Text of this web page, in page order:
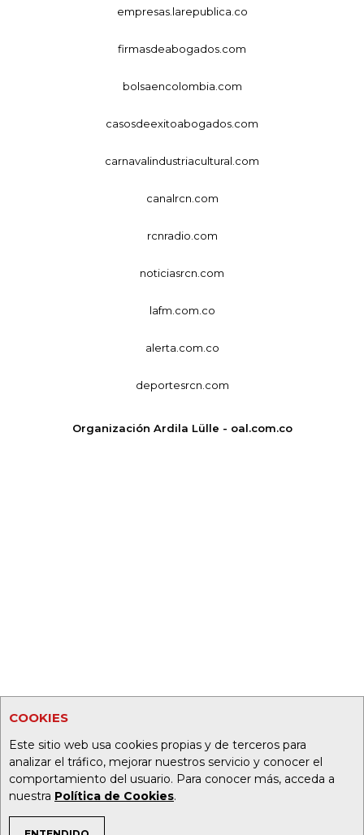
COOKIES
Este sitio web usa cookies propias y de terceros para
analizar el tráfico, mejorar nuestros servicio y conocer el
comportamiento del usuario. Para conocer más, acceda a
nuestra Política de Cookies.
empresas.larepublica.co
firmasdeabogados.com
bolsaencolombia.com
casosdeexitoabogados.com
carnavalindustriacultural.com
canalrcn.com
rcnradio.com
noticiasrcn.com
lafm.com.co
alerta.com.co
deportesrcn.com
Organización Ardila Lülle - oal.com.co